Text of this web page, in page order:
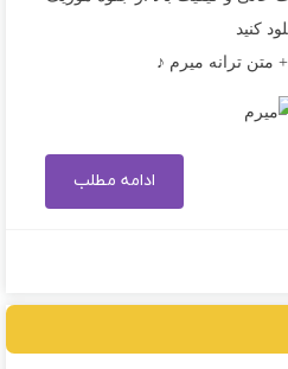
کنید
متن ترانه میرم ♪
ادامه مطلب